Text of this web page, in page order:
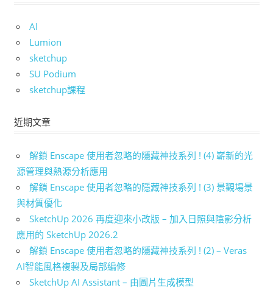
AI
Lumion
sketchup
SU Podium
sketchup課程
近期文章
解鎖 Enscape 使用者忽略的隱藏神技系列 ! (4) 嶄新的光
源管理與熱源分析應用
解鎖 Enscape 使用者忽略的隱藏神技系列 ! (3) 景觀場景
與材質優化
SketchUp 2026 再度迎來小改版 – 加入日照與陰影分析
應用的 SketchUp 2026.2
解鎖 Enscape 使用者忽略的隱藏神技系列 ! (2) – Veras
AI智能風格複製及局部編修
SketchUp AI Assistant – 由圖片生成模型